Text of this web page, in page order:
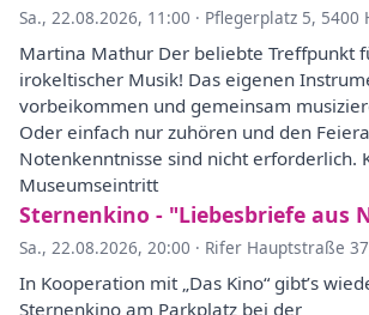
Sa., 22.08.2026, 11:00 · Pflegerplatz 5, 5400
Martina Mathur Der beliebte Treffpunkt
irokeltischer Musik! Das eigenen
vorbeikommen und gemeinsam
Oder einfach nur zuhören und den
Notenkenntnisse sind nicht erforderlich.
Museumseintritt
Sternenkino - "Liebesbriefe aus
Sa., 22.08.2026, 20:00 · Rifer Hauptstraße
In Kooperation mit „Das Kino“ gibt’s
Sternenkino am Parkplatz bei der